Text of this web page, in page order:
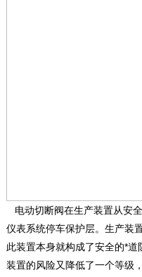
电动切断阀在生产装置从安
仪表系统停车保护层。生产装
此装置本身就构成了安全的*
装置的风险又降低了一个等级